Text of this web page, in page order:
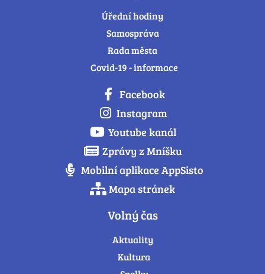
Úřední hodiny
Samospráva
Rada města
Covid-19 - informace
Facebook
Instagram
Youtube kanál
Zprávy z Mníšku
Mobilní aplikace AppSisto
Mapa stránek
Volný čas
Aktuality
Kultura